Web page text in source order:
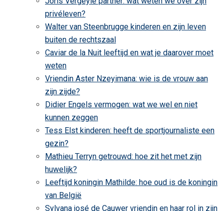
privéleven?
Walter van Steenbrugge kinderen en zijn leven
buiten de rechtszaal
Caviar de la Nuit leeftijd en wat je daarover moet
weten
Vriendin Aster Nzeyimana: wie is de vrouw aan
zijn zijde?
Didier Engels vermogen: wat we wel en niet
kunnen zeggen
Tess Elst kinderen: heeft de sportjournaliste een
gezin?
Mathieu Terryn getrouwd: hoe zit het met zijn
huwelijk?
Leeftijd koningin Mathilde: hoe oud is de koningin
van België
Sylvana josé de Cauwer vriendin en haar rol in zijn